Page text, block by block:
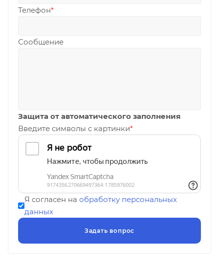
Телефон*
Сообщение
Защита от автоматического заполнения
Введите символы с картинки*
Я согласен на обработку персональных
данных